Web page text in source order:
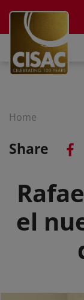
Home
Share
el